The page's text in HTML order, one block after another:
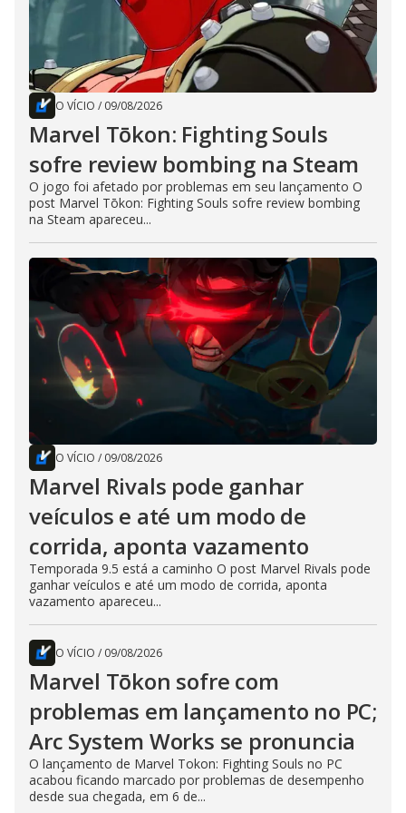
O VÍCIO / 09/08/2026
Marvel Tōkon: Fighting Souls
sofre review bombing na Steam
O jogo foi afetado por problemas em seu lançamento O
post Marvel Tōkon: Fighting Souls sofre review bombing
na Steam apareceu...
O VÍCIO / 09/08/2026
Marvel Rivals pode ganhar
veículos e até um modo de
corrida, aponta vazamento
Temporada 9.5 está a caminho O post Marvel Rivals pode
ganhar veículos e até um modo de corrida, aponta
vazamento apareceu...
O VÍCIO / 09/08/2026
Marvel Tōkon sofre com
problemas em lançamento no PC;
Arc System Works se pronuncia
O lançamento de Marvel Tokon: Fighting Souls no PC
acabou ficando marcado por problemas de desempenho
desde sua chegada, em 6 de...